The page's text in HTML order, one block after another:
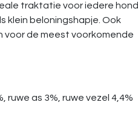
traktatie voor iedere hond
klein beloningshapje. Ook
voor de meest voorkomende
ruwe as 3%, ruwe vezel 4,4%